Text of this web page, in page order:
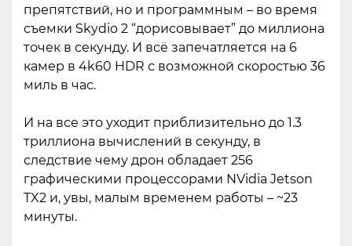
препятствий, но и программным – во время
съемки Skydio 2 “дорисовывает” до миллиона
точек в секунду. И всё запечатляется на 6
камер в 4k60 HDR с возможной скоростью 36
миль в час.
И на все это уходит приблизительно до 1.3
триллиона вычислений в секунду, в
следствие чему дрон обладает 256
графическими процессорами NVidia Jetson
TX2 и, увы, малым временем работы – ~23
минуты.